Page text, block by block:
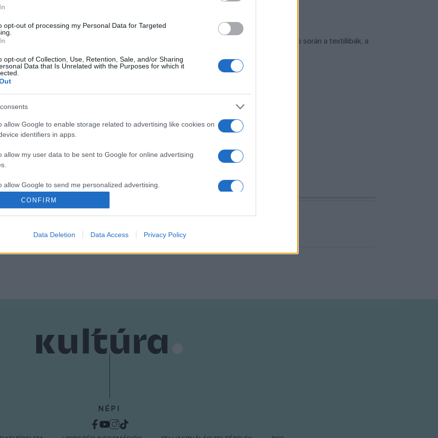
opt-out of processing my Personal Data for Targeted
opt-out of Collection, Use, Retention, Sale, and/or Sharing
Data that Is Unrelated with the Purposes for which it
allow Google to enable storage related to advertising like cookies on
identifiers in apps.
allow my user data to be sent to Google for online advertising
allow Google to send me personalized advertising.
allow Google to enable storage related to analytics like cookies on
identifiers in apps.
allow Google to enable storage related to functionality of the website
CONFIRM
Data Deletion Data Access Privacy Policy
foglalkozásokon élhetik ki alkotóvágyukat, így sorra készülnek majd a két nap során a textillibák, a
koncert és magával sodró tánc zárja.
programok/szent-marton-ujborfesztival-es-libator
NÉPI